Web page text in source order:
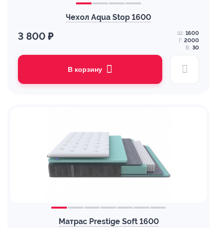
Чехол Aqua Stop 1600
3 800 ₽ Ш: 1600
Г: 2000
В: 30
В корзину
Матрас Prestige Soft 1600